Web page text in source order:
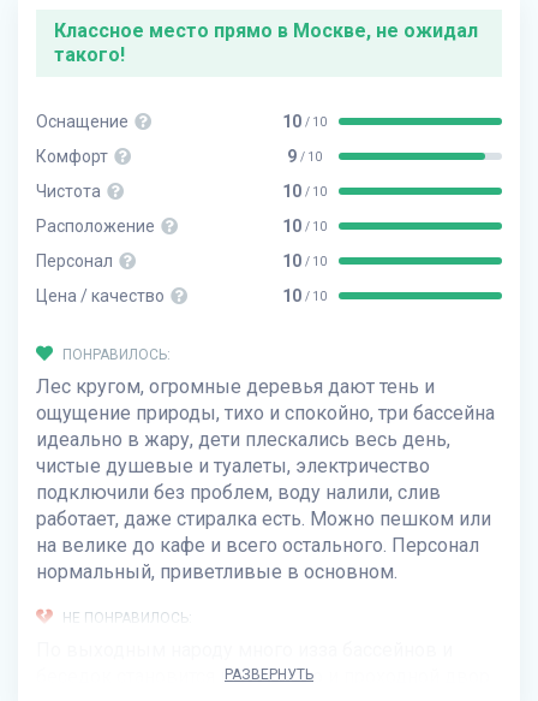
Классное место прямо в Москве, не ожидал
такого!
Оснащение 10 / 10
Комфорт 9 / 10
Чистота 10 / 10
Расположение 10 / 10
Персонал 10 / 10
Цена / качество 10 / 10
ПОНРАВИЛОСЬ:
Лес кругом, огромные деревья дают тень и
ощущение природы, тихо и спокойно, три бассейна
идеально в жару, дети плескались весь день,
чистые душевые и туалеты, электричество
подключили без проблем, воду налили, слив
работает, даже стиралка есть. Можно пешком или
на велике до кафе и всего остального. Персонал
нормальный, приветливые в основном.
НЕ ПОНРАВИЛОСЬ:
беседок становится шумновато и проходной двор
РАЗВЕРНУТЬ